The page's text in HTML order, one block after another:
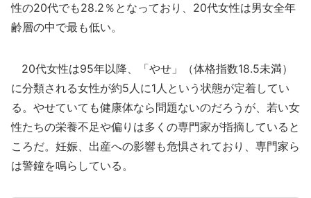
性の20代でも28.2％となっており、20代女性は男女全年
齢層の中で最も低い。
20代女性は95年以降、「やせ」（体格指数18.5未満）
に分類される女性が約5人に1人という状態が定着してい
る。やせていても健康体なら問題ないのだろうが、若い女
性たちの栄養不足や偏りは多くの専門家が指摘していると
ころだ。妊娠、出産への影響も危惧されており、専門家ら
は警鐘を鳴らしている。